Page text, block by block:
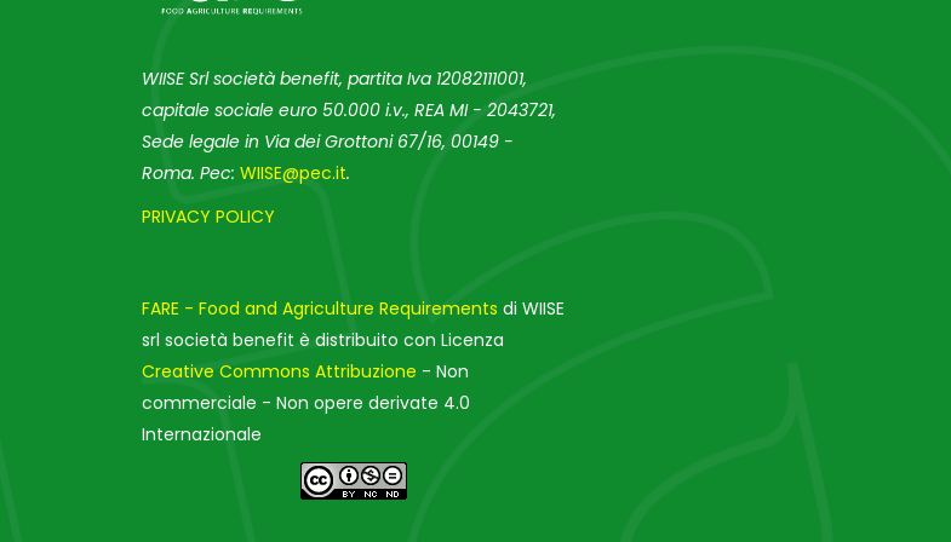
WIISE Srl società benefit, partita Iva 12082111001,
capitale sociale euro 50.000 i.v., REA MI - 2043721,
Sede legale in Via dei Grottoni 67/16, 00149 -
Roma. Pec: WIISE@pec.it.
PRIVACY POLICY
FARE - Food and Agriculture Requirements di WIISE
srl società benefit è distribuito con Licenza
Creative Commons Attribuzione - Non
commerciale - Non opere derivate 4.0
Internazionale